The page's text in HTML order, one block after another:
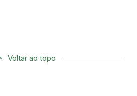
Voltar ao topo